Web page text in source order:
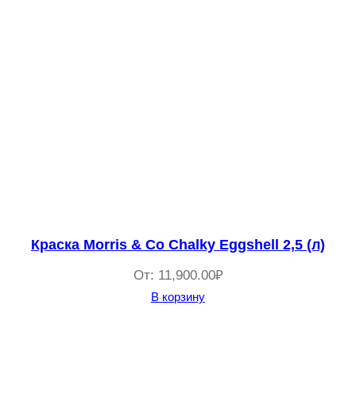
Краска Morris & Co Chalky Eggshell 2,5 (л)
От: 11,900.00₽
В корзину